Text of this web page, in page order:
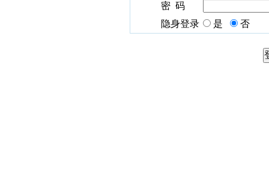
密 码
隐身登录
是 否